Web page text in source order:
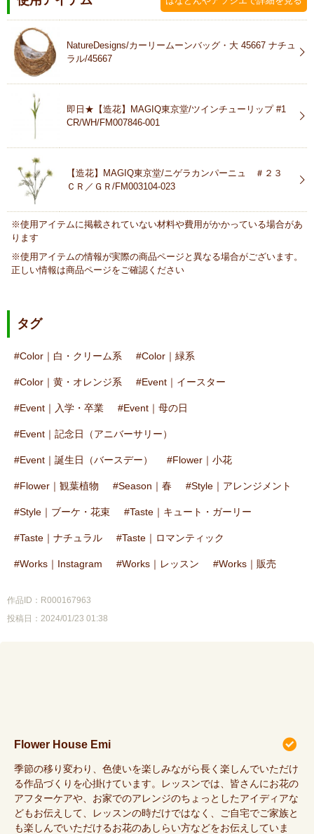
NatureDesigns/カーリームーンバッグ・大 45667 ナチュ
ラル/45667
即日★【造花】MAGIQ東京堂/ツインチューリップ #1
CR/WH/FM007846-001
【造花】MAGIQ東京堂/ニゲラカンパーニュ ＃２３
ＣＲ／ＧＲ/FM003104-023
※使用アイテムに掲載されていない材料や費用がかかっている場合があ
ります
※使用アイテムの情報が実際の商品ページと異なる場合がございます。
正しい情報は商品ページをご確認ください
タグ
Color｜白・クリーム系 Color｜緑系
Color｜黄・オレンジ系 Event｜イースター
Event｜入学・卒業 Event｜母の日
Event｜記念日（アニバーサリー）
Event｜誕生日（バースデー） Flower｜小花
Flower｜観葉植物 Season｜春 Style｜アレンジメント
Style｜ブーケ・花束 Taste｜キュート・ガーリー
Taste｜ナチュラル Taste｜ロマンティック
Works｜Instagram Works｜レッスン Works｜販売
作品ID：R000167963
投稿日：2024/01/23 01:38
Flower House Emi
季節の移り変わり、色使いを楽しみながら長く楽しんでいただけ
る作品づくりを心掛けています。レッスンでは、皆さんにお花の
アフターケアや、お家でのアレンジのちょっとしたアイディアな
どもお伝えして、レッスンの時だけではなく、ご自宅でご家族と
も楽しんでいただけるお花のあしらい方などをお伝えしていま